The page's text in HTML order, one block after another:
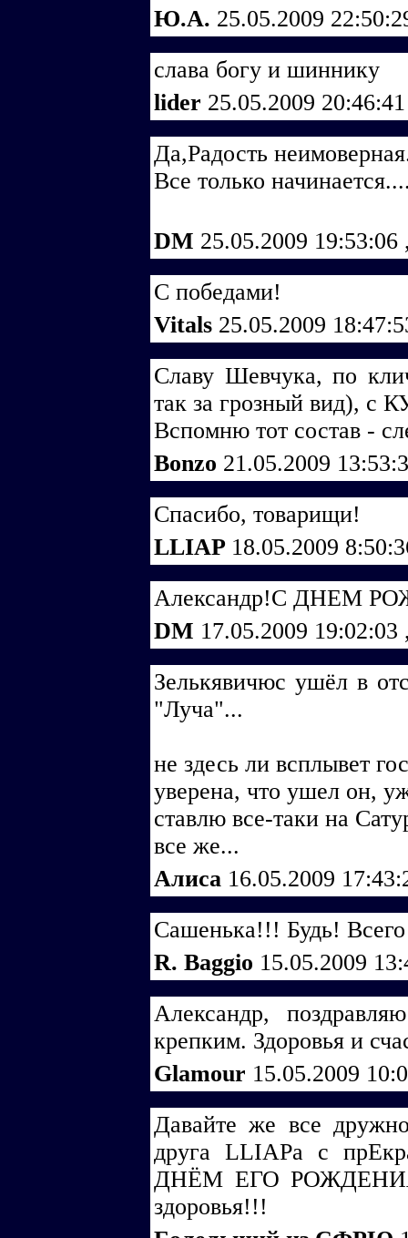
Ю.А. 25.05.2009
слава богу и шиннику
lider 25.05.2009
Да,Радость
Все только
DM 25.05.2009 19:53:06
С победами!
Vitals 25.05.2009
Славу Шевчука, по
так за грозный вид), с
Вспомню тот состав -
Bonzo 21.05.2009
Спасибо, товарищи!
LLIAP 18.05.2009
Александр!С ДНЕМ
DM 17.05.2009 19:02:03
Зелькявичюс ушёл в
"Луча"...
не здесь ли всплывет
уверена, что ушел он,
ставлю все-таки на
все же...
Алиса 16.05.2009
Сашенька!!! Будь!
R. Baggio 15.05.2009
Александр,
крепким. Здоровья и
Glamour 15.05.2009
Давайте же все
друга LLIAPа с
ДНЁМ ЕГО
здоровья!!!